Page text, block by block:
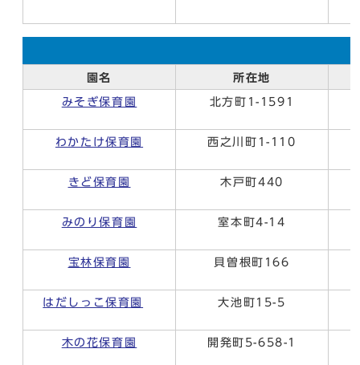
園名 所在地
みそぎ保育園 北方町1-1591
わかたけ保育園 西之川町1-110
きど保育園 木戸町440
みのり保育園 室本町4-14
宝林保育園 貝曽根町166
はだしっこ保育園 大池町15-5
木の花保育園 開発町5-658-1